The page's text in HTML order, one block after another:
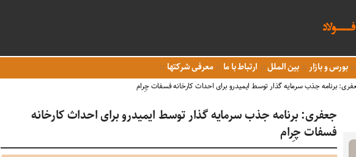
بورس و بازار بین الملل ارتباط با ما معرفی شرکتها
برنامه جذب سرمایه گذار توسط ایمیدرو برای احداث کارخانه فسفات چِرام
جعفری: برنامه جذب سرمایه گذار توسط ایمیدرو برای احداث کارخانه
فسفات چِرام